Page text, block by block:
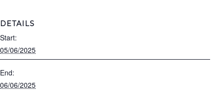
DETAILS
Start:
05/06/2025
End:
06/06/2025